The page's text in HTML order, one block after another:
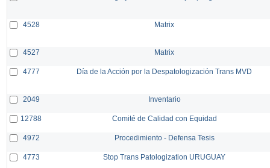
4528 Matrix
4527 Matrix
4777 Día de la Acción por la Despatologización Trans MVD
2049 Inventario
12788 Comité de Calidad con Equidad
4972 Procedimiento - Defensa Tesis
4773 Stop Trans Patologization URUGUAY